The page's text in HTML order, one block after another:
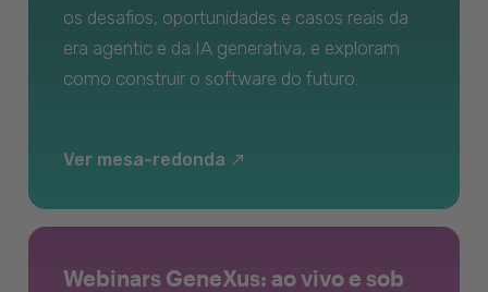
os desafios, oportunidades e casos reais da
era agentic e da IA generativa, e exploram
como construir o software do futuro.
Ver mesa-redonda
Webinars GeneXus: ao vivo e sob